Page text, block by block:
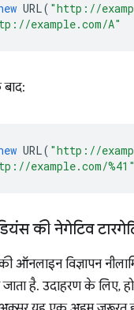
URL( "http://
example.com/A"
URL( "http://
example.com/%41"
की नेगेटिव
की ऑनलाइन विज्ञापन
है. उदाहरण के लिए,